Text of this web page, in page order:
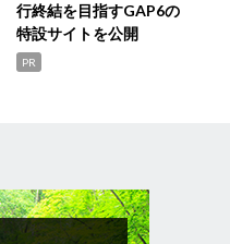
行終結を目指すGAP6の
特設サイトを公開
PR